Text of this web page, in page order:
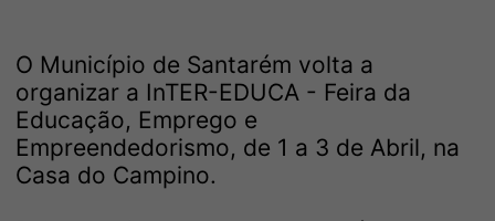
O Município de Santarém volta a
organizar a InTER-EDUCA - Feira da
Educação, Emprego e
Empreendedorismo, de 1 a 3 de Abril, na
Casa do Campino.